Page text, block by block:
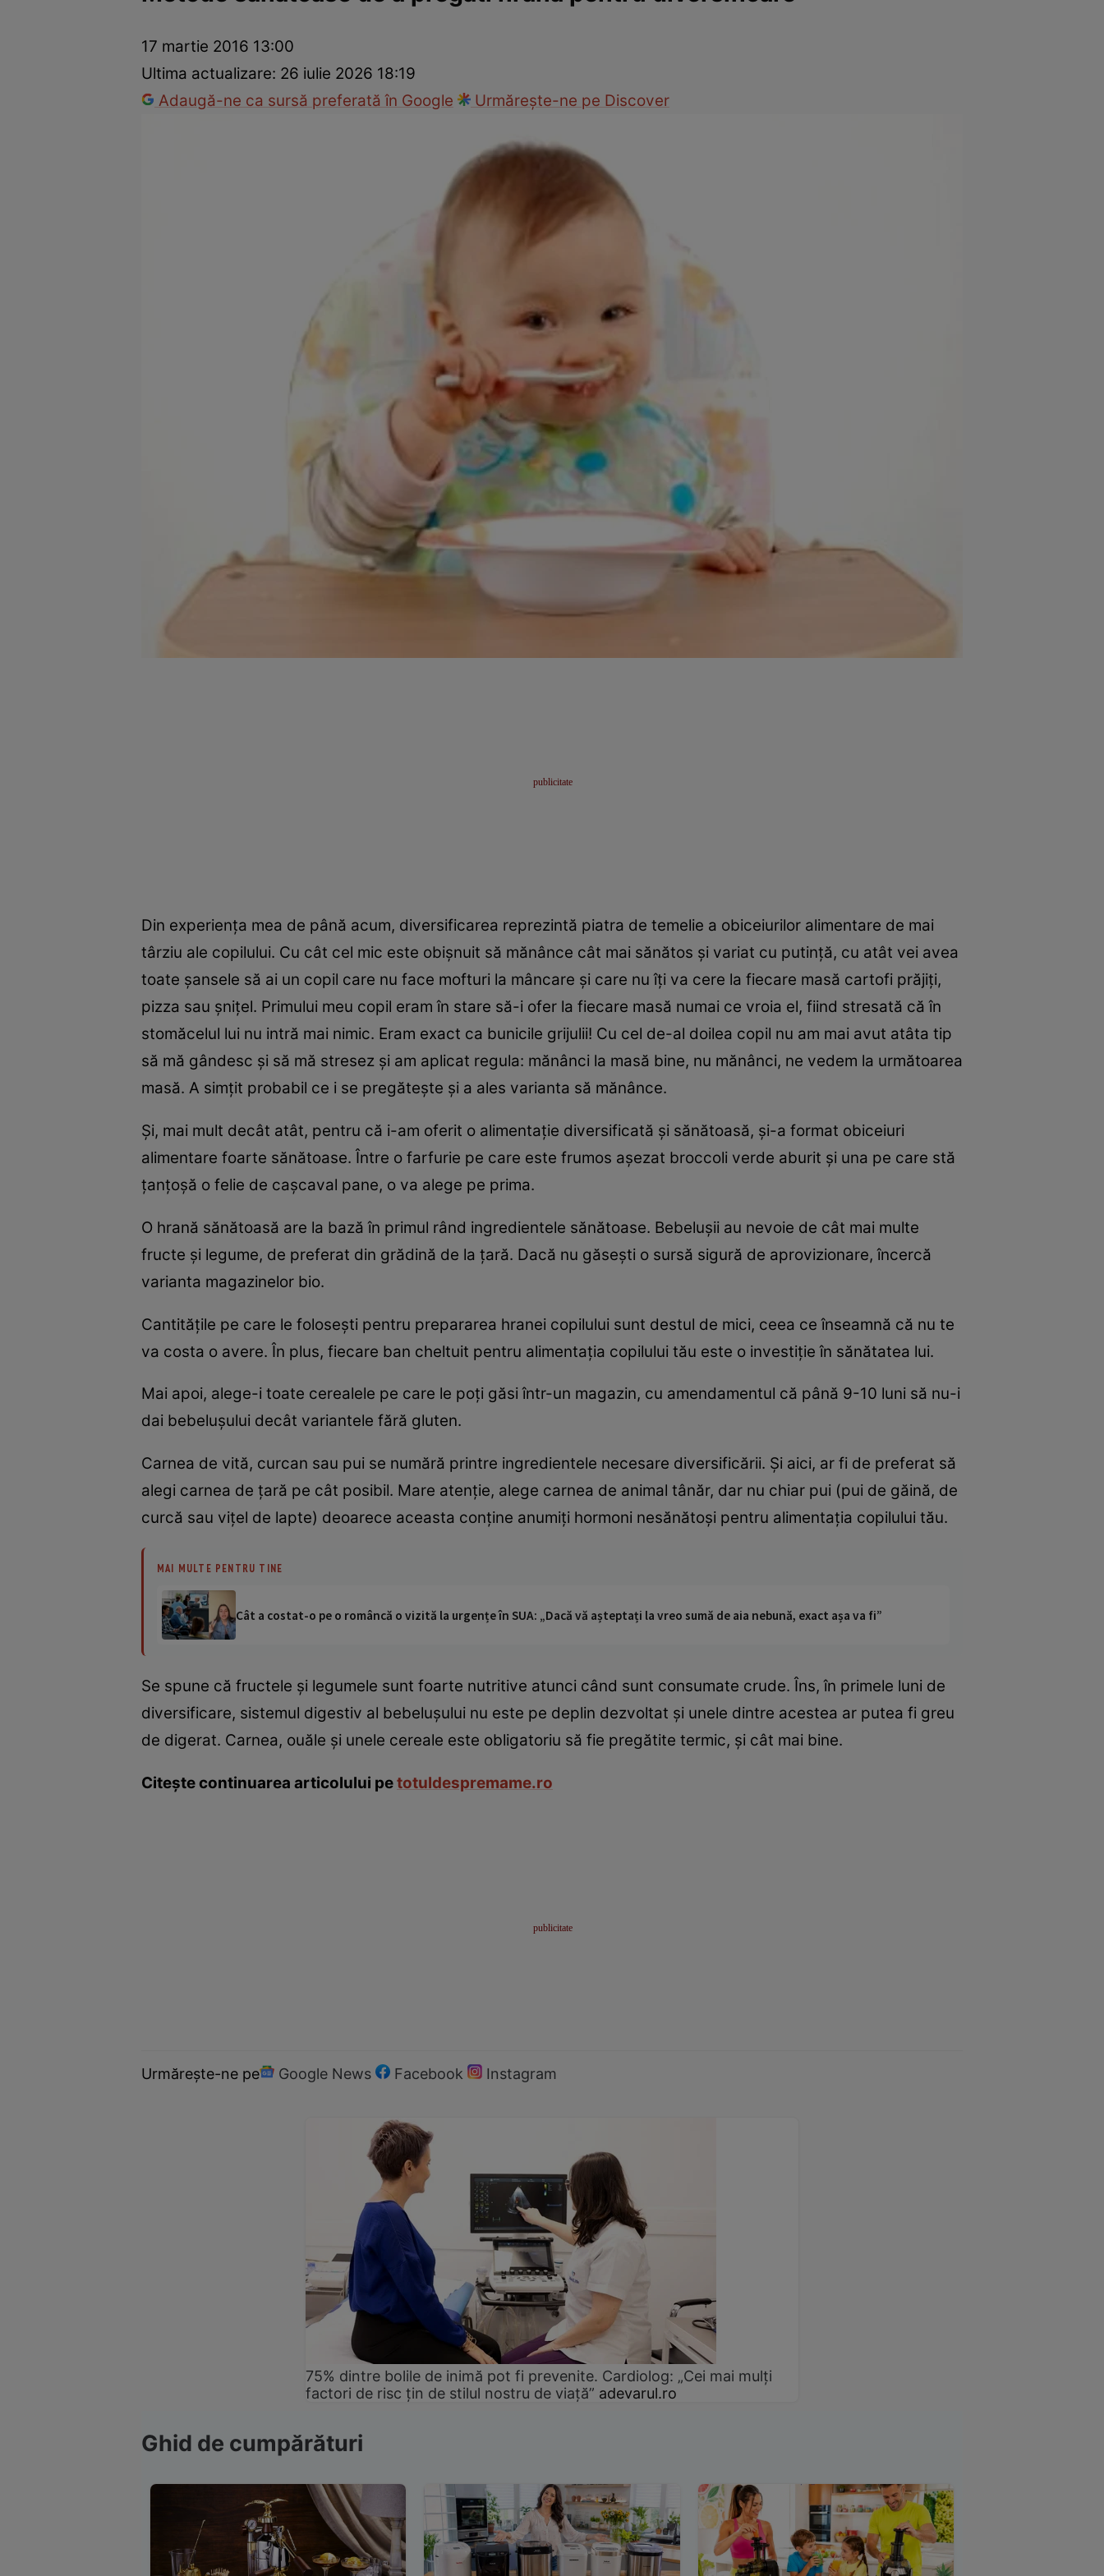
Prevenție și tratamentRemedii naturisteMedicii răspund
17 martie 2016 13:00
Ultima actualizare: 26 iulie 2026 18:19
Adaugă-ne ca sursă preferată în Google
Urmărește-ne pe Discover
Din experienţa mea de până acum, diversificarea reprezintă piatra de temelie a obiceiurilor alimentare de mai
târziu ale copilului. Cu cât cel mic este obişnuit să mănânce cât mai sănătos şi variat cu putinţă, cu atât vei avea
toate şansele să ai un copil care nu face mofturi la mâncare şi care nu îţi va cere la fiecare masă cartofi prăjiţi,
pizza sau şniţel. Primului meu copil eram în stare să-i ofer la fiecare masă numai ce vroia el, fiind stresată că în
stomăcelul lui nu intră mai nimic. Eram exact ca bunicile grijulii! Cu cel de-al doilea copil nu am mai avut atâta tip
să mă gândesc şi să mă stresez şi am aplicat regula: mănânci la masă bine, nu mănânci, ne vedem la următoarea
masă. A simţit probabil ce i se pregăteşte şi a ales varianta să mănânce.
Şi, mai mult decât atât, pentru că i-am oferit o alimentaţie diversificată şi sănătoasă, şi-a format obiceiuri
alimentare foarte sănătoase. Între o farfurie pe care este frumos aşezat broccoli verde aburit şi una pe care stă
ţanţoşă o felie de caşcaval pane, o va alege pe prima.
O hrană sănătoasă are la bază în primul rând ingredientele sănătoase. Bebeluşii au nevoie de cât mai multe
fructe şi legume, de preferat din grădină de la ţară. Dacă nu găseşti o sursă sigură de aprovizionare, încercă
varianta magazinelor bio.
Cantităţile pe care le foloseşti pentru prepararea hranei copilului sunt destul de mici, ceea ce înseamnă că nu te
va costa o avere. În plus, fiecare ban cheltuit pentru alimentaţia copilului tău este o investiţie în sănătatea lui.
Mai apoi, alege-i toate cerealele pe care le poţi găsi într-un magazin, cu amendamentul că până 9-10 luni să nu-i
dai bebeluşului decât variantele fără gluten.
Carnea de vită, curcan sau pui se numără printre ingredientele necesare diversificării. Şi aici, ar fi de preferat să
alegi carnea de ţară pe cât posibil. Mare atenţie, alege carnea de animal tânăr, dar nu chiar pui (pui de găină, de
curcă sau viţel de lapte) deoarece aceasta conţine anumiţi hormoni nesănătoşi pentru alimentaţia copilului tău.
MAI MULTE PENTRU TINE
Cât a costat-o pe o româncă o vizită la urgențe în SUA: „Dacă vă așteptați la vreo sumă de aia nebună, exact așa va fi”
Se spune că fructele şi legumele sunt foarte nutritive atunci când sunt consumate crude. Îns, în primele luni de
diversificare, sistemul digestiv al bebeluşului nu este pe deplin dezvoltat şi unele dintre acestea ar putea fi greu
de digerat. Carnea, ouăle şi unele cereale este obligatoriu să fie pregătite termic, şi cât mai bine.
Citeşte continuarea articolului petotuldespremame.ro
Urmărește-ne pe Google News Facebook Instagram
75% dintre bolile de inimă pot fi prevenite. Cardiolog: „Cei mai mulți
factori de risc țin de stilul nostru de viață” adevarul.ro
Ghid de cumpărături